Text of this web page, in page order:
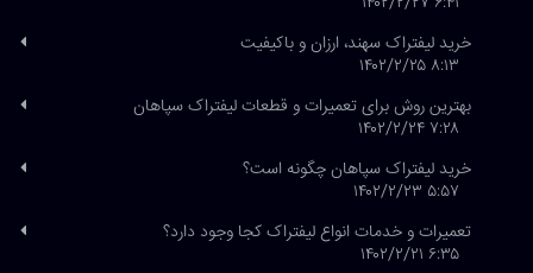
خرید لیفتراک سهند، ارزان و باکیفیت
۸:۱۳ ۱۴۰۲/۲/۲۵
بهترین روش برای تعمیرات و قطعات لیفتراک سپاهان
۷:۲۸ ۱۴۰۲/۲/۲۴
خرید لیفتراک سپاهان چگونه است؟
۵:۵۷ ۱۴۰۲/۲/۲۳
تعمیرات و خدمات انواع لیفتراک کجا وجود دارد؟
۶:۳۵ ۱۴۰۲/۲/۲۱